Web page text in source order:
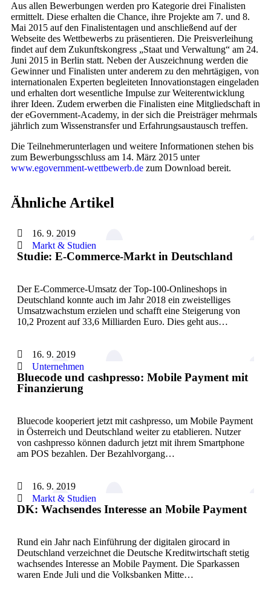
Aus allen Bewerbungen werden pro Kategorie drei Finalisten
ermittelt. Diese erhalten die Chance, ihre Projekte am 7. und 8.
Mai 2015 auf den Finalistentagen und anschließend auf der
Webseite des Wettbewerbs zu präsentieren. Die Preisverleihung
findet auf dem Zukunftskongress „Staat und Verwaltung“ am 24.
Juni 2015 in Berlin statt. Neben der Auszeichnung werden die
Gewinner und Finalisten unter anderem zu den mehrtägigen, von
internationalen Experten begleiteten Innovationstagen eingeladen
und erhalten dort wesentliche Impulse zur Weiterentwicklung
ihrer Ideen. Zudem erwerben die Finalisten eine Mitgliedschaft in
der eGovernment-Academy, in der sich die Preisträger mehrmals
jährlich zum Wissenstransfer und Erfahrungsaustausch treffen.
Die Teilnehmerunterlagen und weitere Informationen stehen bis
zum Bewerbungsschluss am 14. März 2015 unter
www.egovernment-wettbewerb.de zum Download bereit.
Ähnliche Artikel
16. 9. 2019
Markt & Studien
Studie: E-Commerce-Markt in Deutschland
Der E-Commerce-Umsatz der Top-100-Onlineshops in
Deutschland konnte auch im Jahr 2018 ein zweistelliges
Umsatzwachstum erzielen und schafft eine Steigerung von
10,2 Prozent auf 33,6 Milliarden Euro. Dies geht aus…
16. 9. 2019
Unternehmen
Bluecode und cashpresso: Mobile Payment mit
Finanzierung
Bluecode kooperiert jetzt mit cashpresso, um Mobile Payment
in Österreich und Deutschland weiter zu etablieren. Nutzer
von cashpresso können dadurch jetzt mit ihrem Smartphone
am POS bezahlen. Der Bezahlvorgang…
16. 9. 2019
Markt & Studien
DK: Wachsendes Interesse an Mobile Payment
Rund ein Jahr nach Einführung der digitalen girocard in
Deutschland verzeichnet die Deutsche Kreditwirtschaft stetig
wachsendes Interesse an Mobile Payment. Die Sparkassen
waren Ende Juli und die Volksbanken Mitte…